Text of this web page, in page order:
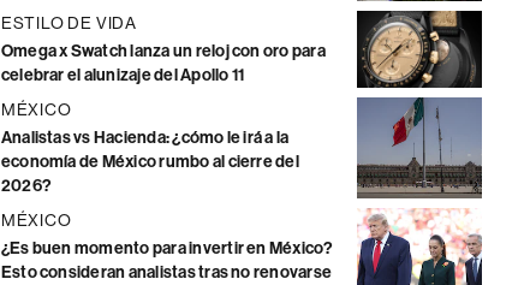
ESTILO DE VIDA
Omega x Swatch lanza un reloj con oro para
celebrar el alunizaje del Apollo 11
MÉXICO
Analistas vs Hacienda: ¿cómo le irá a la
economía de México rumbo al cierre del
2026?
MÉXICO
¿Es buen momento para invertir en México?
Esto consideran analistas tras no renovarse